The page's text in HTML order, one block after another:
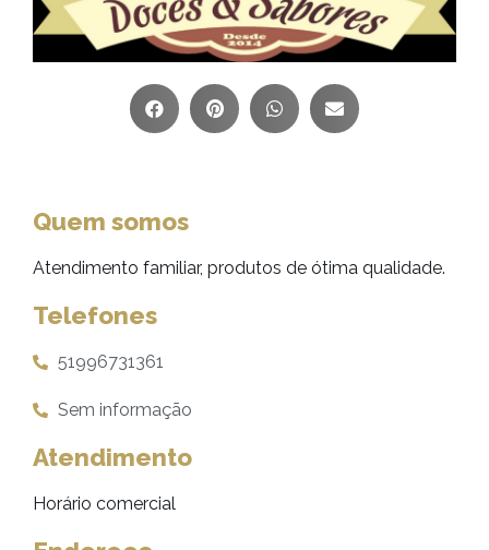
Quem somos
Atendimento familiar, produtos de ótima qualidade.
Telefones
51996731361
Sem informação
Atendimento
Horário comercial